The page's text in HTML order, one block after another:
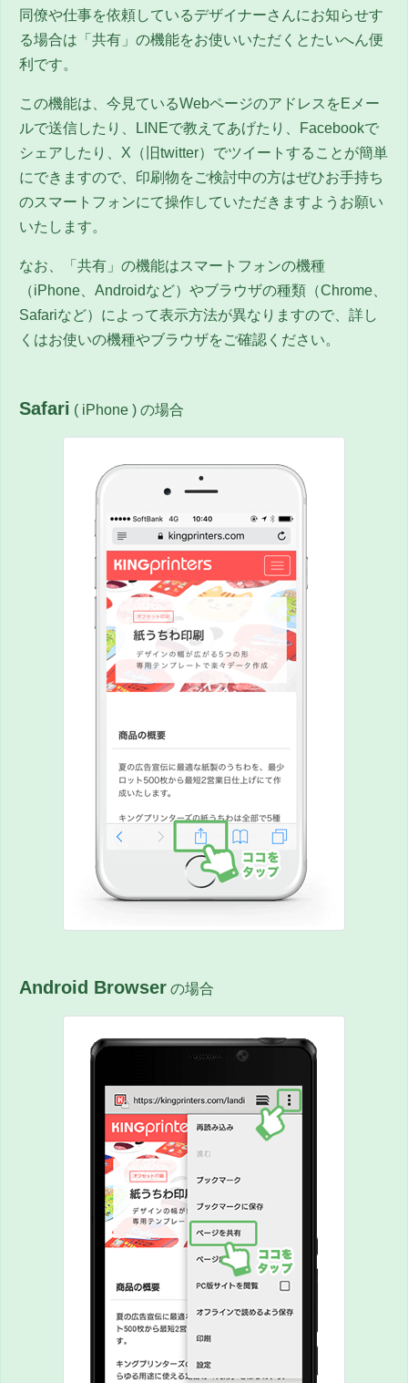
同僚や仕事を依頼しているデザイナーさんにお知らせす
る場合は「共有」の機能をお使いいただくとたいへん便
利です。
この機能は、今見ているWebページのアドレスをEメー
ルで送信したり、LINEで教えてあげたり、Facebookで
シェアしたり、 X（旧twitter） でツイートすることが簡単
にできますので、印刷物をご検討中の方はぜひお手持ち
のスマートフォンにて操作していただきますようお願い
いたします。
なお、「共有」の機能はスマートフォンの機種
（iPhone、Androidなど）やブラウザの種類（Chrome、
Safariなど）によって表示方法が異なりますので、詳し
くはお使いの機種やブラウザをご確認ください。
Safari ( iPhone ) の場合
Android Browser の場合